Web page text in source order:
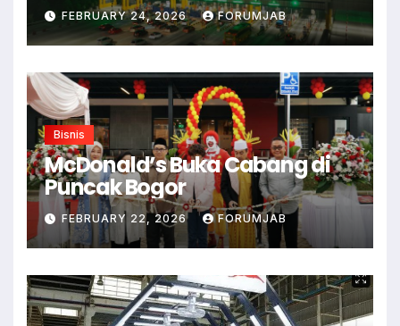
FEBRUARY 24, 2026 FORUMJAB
Bisnis
McDonald’s Buka Cabang di
Puncak Bogor
FEBRUARY 22, 2026 FORUMJAB